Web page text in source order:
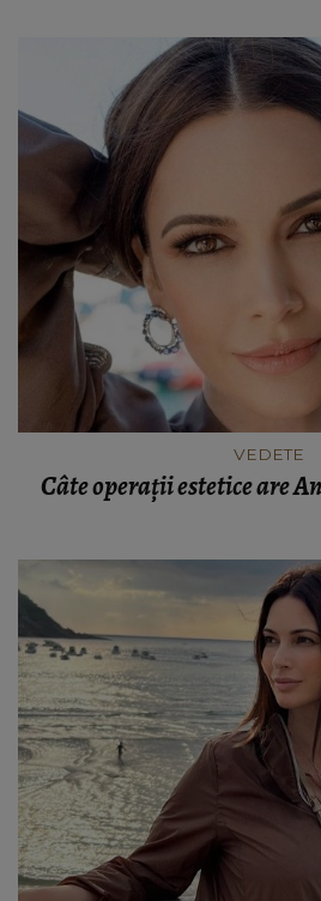
VEDETE
Câte operații estetice are